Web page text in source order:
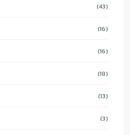
(43)
(16)
(16)
(18)
(13)
(3)